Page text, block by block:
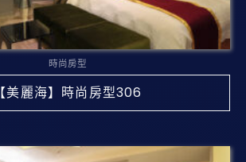
時尚房型
【美麗海】時尚房型306